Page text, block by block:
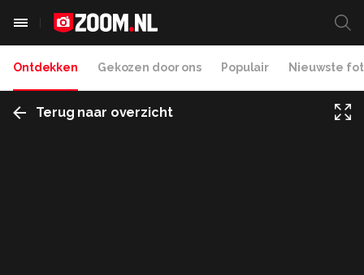
Ontdekken Gekozen door ons Populair Nieuwste
Terug naar overzicht